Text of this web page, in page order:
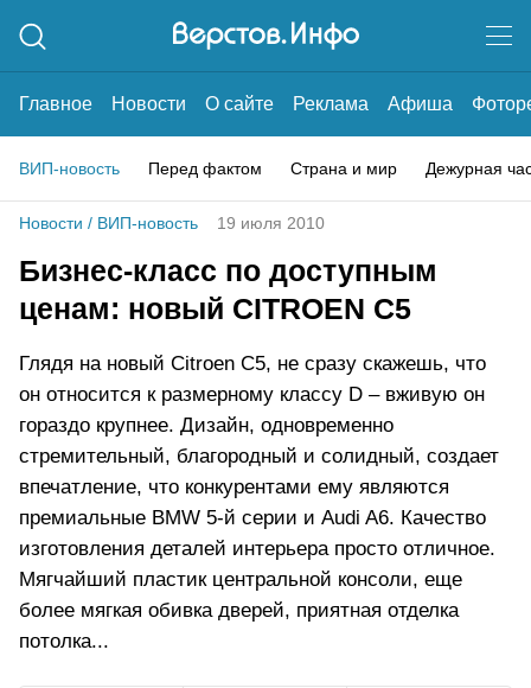
Главное Новости О сайте Реклама Афиша
ВИП-новость Перед фактом Страна и мир Дежурная
Новости / ВИП-новость 19 июля 2010
Бизнес-класс по доступным
ценам: новый CITROEN С5
Глядя на новый Citroen C5, не сразу скажешь, что
он относится к размерному классу D – вживую он
гораздо крупнее. Дизайн, одновременно
стремительный, благородный и солидный, создает
впечатление, что конкурентами ему являются
премиальные BMW 5-й серии и Audi A6. Качество
изготовления деталей интерьера просто отличное.
Мягчайший пластик центральной консоли, еще
более мягкая обивка дверей, приятная отделка
потолка...